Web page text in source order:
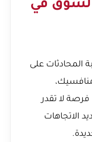
في
المحادثات على
منافسيك،
لا تقدر
الاتجاهات